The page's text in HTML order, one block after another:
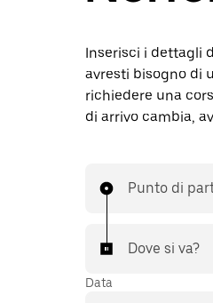
Inserisci i dettagli
avresti bisogno di
richiedere una
di arrivo cambia,
Punto di
Dove si va?
Data